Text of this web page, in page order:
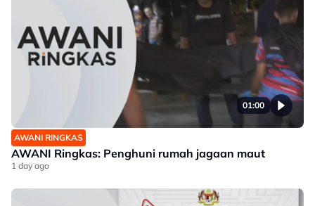
01:00
AWANI RINGKAS
AWANI Ringkas: Penghuni rumah jagaan maut
1 day ago